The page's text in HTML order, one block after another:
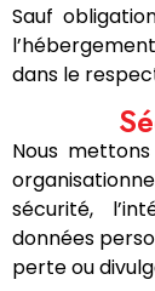
Sauf
dans le
Nous
sécurité,
données
perte ou